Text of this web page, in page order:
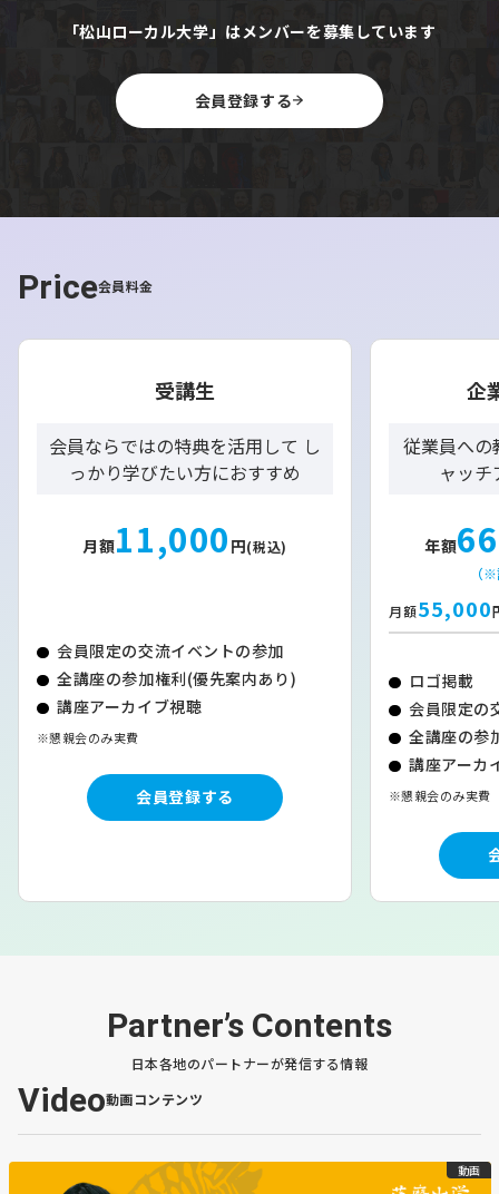
「松山ローカル大学」はメンバーを募集しています
会員登録する
Price会員料金
受講生
会員ならではの特典を活用して し
っかり学びたい方におすすめ
月額11,000 円(税込)
会員限定の交流イベントの参加
全講座の参加権利(優先案内あり)
講座アーカイブ視聴
※懇親会のみ実費
会員登録する
企
従業員への
ャッ
年額
（
月額55,000
ロゴ掲載
会員限定の
全講座の参
講座アーカ
※懇親会のみ実費
Partner’s Contents
日本各地のパートナーが発信する情報
Video動画コンテンツ
動画